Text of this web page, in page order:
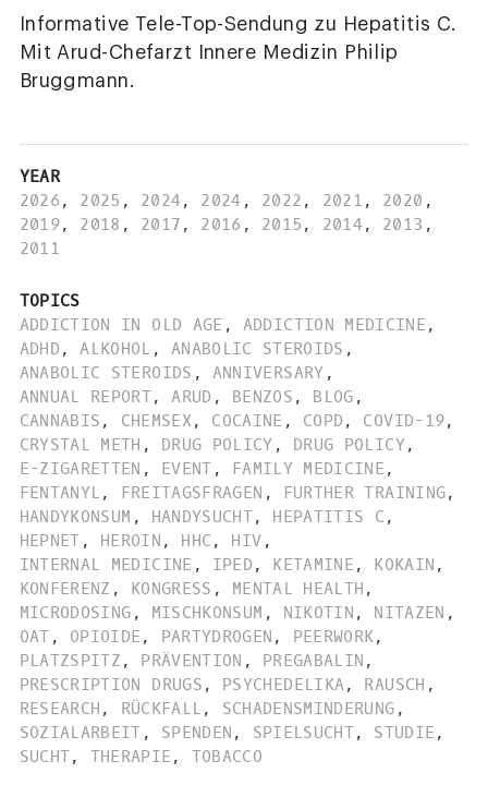
Informative Tele-Top-Sendung zu Hepatitis C.
Mit Arud-Chefarzt Innere Medizin Philip
Bruggmann.
YEAR
2026 , 2025 , 2024, 2024 , 2022 , 2021 , 2020 ,
2019, 2018 , 2017 , 2016 , 2015 , 2014, 2013 ,
2011
TOPICS
ADDICTION IN OLD AGE , ADDICTION MEDICINE ,
ADHD , ALKOHOL , ANABOLIC STEROIDS ,
ANABOLIC STEROIDS , ANNIVERSARY ,
ANNUAL REPORT, ARUD , BENZOS , BLOG ,
CANNABIS , CHEMSEX , COCAINE , COPD , COVID-19,
CRYSTAL METH , DRUG POLICY , DRUG POLICY,
E-ZIGARETTEN , EVENT , FAMILY MEDICINE ,
FENTANYL , FREITAGSFRAGEN , FURTHER TRAINING,
HANDYKONSUM , HANDYSUCHT, HEPATITIS C ,
HEPNET , HEROIN , HHC , HIV ,
INTERNAL MEDICINE , IPED , KETAMINE , KOKAIN ,
KONFERENZ , KONGRESS , MENTAL HEALTH ,
MICRODOSING , MISCHKONSUM , NIKOTIN , NITAZEN ,
OAT , OPIOIDE , PARTYDROGEN , PEERWORK,
PLATZSPITZ , PRÄVENTION , PREGABALIN ,
PRESCRIPTION DRUGS , PSYCHEDELIKA, RAUSCH ,
RESEARCH , RÜCKFALL , SCHADENSMINDERUNG ,
SOZIALARBEIT , SPENDEN , SPIELSUCHT, STUDIE ,
SUCHT, THERAPIE , TOBACCO